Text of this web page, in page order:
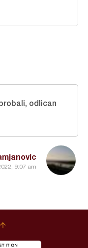
9:07 am
odlican